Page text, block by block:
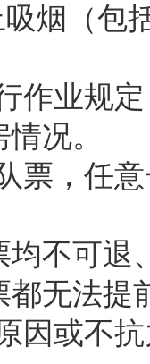
烟（包
作业规
况。
票，任
均不可退
都无法提
因或不